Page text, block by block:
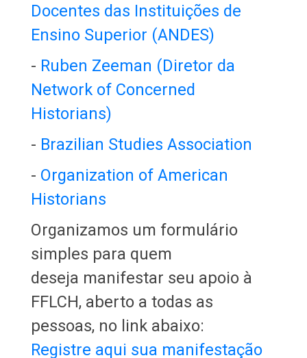
Docentes das Instituições de
Ensino Superior (ANDES)
- Ruben Zeeman (Diretor da
Network of Concerned
Historians)
- Brazilian Studies Association
- Organization of American
Historians
Organizamos um formulário
simples para quem
deseja manifestar seu apoio à
FFLCH, aberto a todas as
pessoas, no link abaixo:
Registre aqui sua manifestação